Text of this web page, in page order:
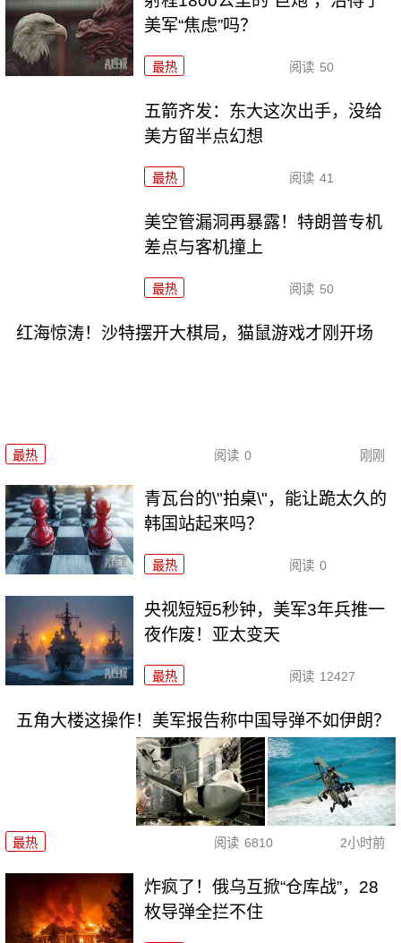
美军“焦虑”吗？
最热 阅读 50
五箭齐发：东大这次出手，没给
美方留半点幻想
最热 阅读 41
美空管漏洞再暴露！特朗普专机
差点与客机撞上
最热 阅读 50
红海惊涛！沙特摆开大棋局，猫鼠游戏才刚开场
最热 阅读 0 刚刚
青瓦台的\"拍桌\"，能让跪太久的
韩国站起来吗？
最热 阅读 0
央视短短5秒钟，美军3年兵推一
夜作废！亚太变天
最热 阅读 12427
五角大楼这操作！美军报告称中国导弹不如伊朗？
最热 阅读 6810 2小时前
炸疯了！俄乌互掀“仓库战”，28
枚导弹全拦不住